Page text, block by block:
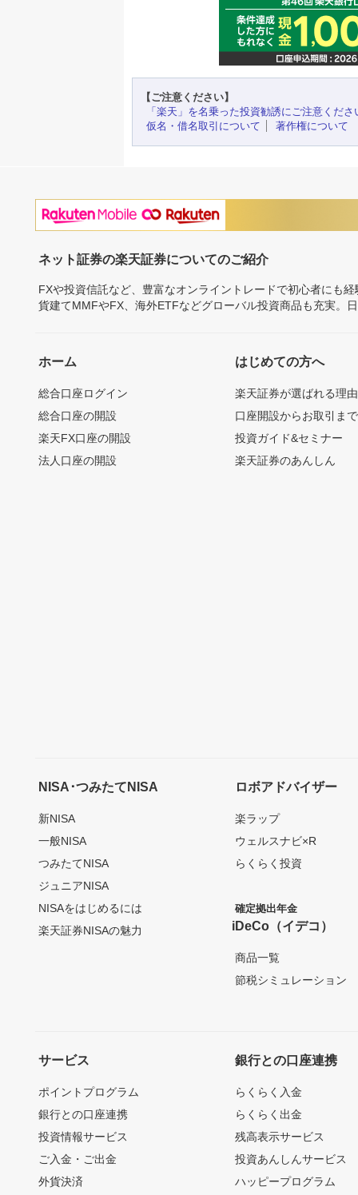
【ご注意ください】
「楽天」を名乗った投資勧誘にご注意くださ
仮名・借名取引について
著作権について
ネット証券の楽天証券についてのご紹介
FXや投資信託など、豊富なオンライントレードで初心者にも
貨建てMMFやFX、海外ETFなどグローバル投資商品も充実。
ホーム
総合口座ログイン
総合口座の開設
楽天FX口座の開設
法人口座の開設
はじめての方へ
楽天証券が選ばれる理由
口座開設からお取引ま
投資ガイド&セミナー
楽天証券のあんしん
NISA･つみたてNISA
新NISA
一般NISA
つみたてNISA
ジュニアNISA
NISAをはじめるには
楽天証券NISAの魅力
ロボアドバイザー
楽ラップ
ウェルスナビ×R
らくらく投資
確定拠出年金
iDeCo（イデコ）
商品一覧
節税シミュレーション
サービス
ポイントプログラム
銀行との口座連携
投資情報サービス
ご入金・ご出金
外貨決済
銀行との口座連携
らくらく入金
らくらく出金
残高表示サービス
投資あんしんサービス
ハッピープログラム